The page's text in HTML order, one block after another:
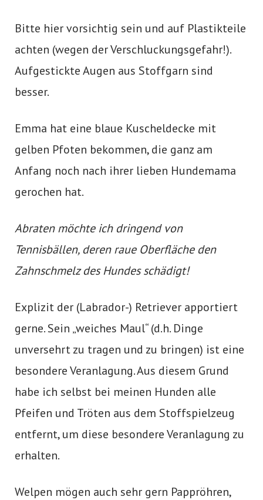
Bitte hier vorsichtig sein und auf Plastikteile
achten (wegen der Verschluckungsgefahr!).
Aufgestickte Augen aus Stoffgarn sind
besser.
Emma hat eine blaue Kuscheldecke mit
gelben Pfoten bekommen, die ganz am
Anfang noch nach ihrer lieben Hundemama
gerochen hat.
Abraten möchte ich dringend von
Tennisbällen, deren raue Oberfläche den
Zahnschmelz des Hundes schädigt!
Explizit der (Labrador-) Retriever apportiert
gerne. Sein „weiches Maul“ (d.h. Dinge
unversehrt zu tragen und zu bringen) ist eine
besondere Veranlagung. Aus diesem Grund
habe ich selbst bei meinen Hunden alle
Pfeifen und Tröten aus dem Stoffspielzeug
entfernt, um diese besondere Veranlagung zu
erhalten.
Welpen mögen auch sehr gern Pappröhren,